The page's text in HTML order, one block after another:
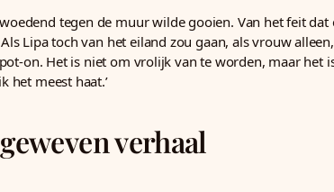
tegen de muur wilde gooien. Van het feit
Lipa toch van het eiland zou gaan, als vrouw
on. Het is niet om vrolijk van te worden, maar
het meest haat.’
verhaal